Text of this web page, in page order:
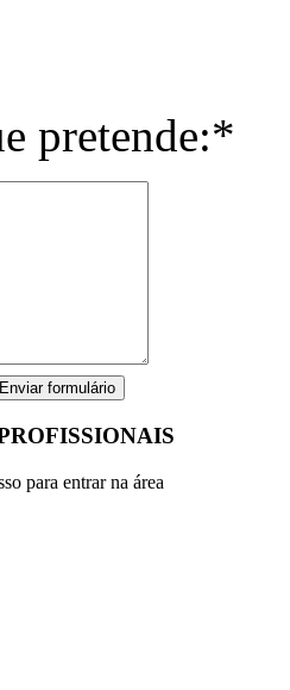
pretende:*
Enviar formulário
para entrar na área